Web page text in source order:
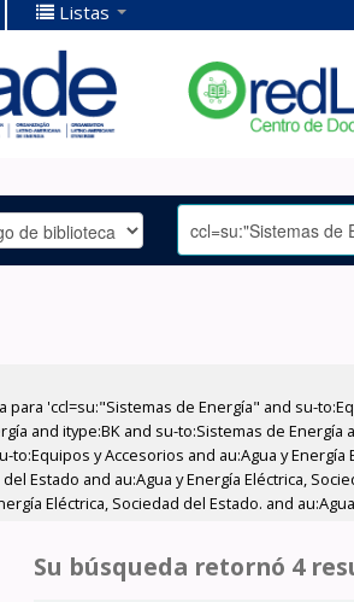
Listas
'ccl=su:"Sistemas de Energía" and su-
and itype:BK and su-to:Sistemas de Energía
to:Equipos y Accesorios and au:Agua y
Estado and au:Agua y Energía Eléctrica,
Eléctrica, Sociedad del Estado. and
Su búsqueda retornó 4